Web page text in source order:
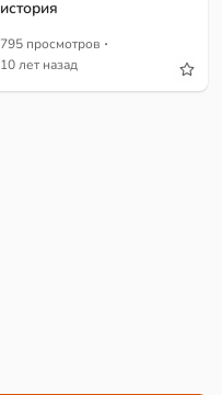
история
795 просмотров ·
10 лет назад